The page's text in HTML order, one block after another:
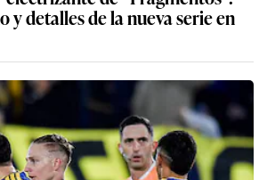
y detalles de la nueva serie en